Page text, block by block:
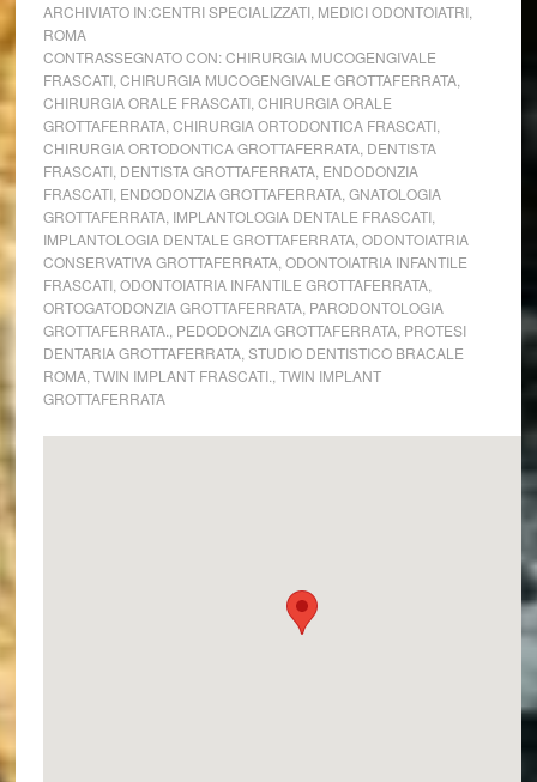
ARCHIVIATO IN:CENTRI SPECIALIZZATI, MEDICI ODONTOIATRI,
ROMA
CONTRASSEGNATO CON:CHIRURGIA MUCOGENGIVALE
FRASCATI, CHIRURGIA MUCOGENGIVALE GROTTAFERRATA,
CHIRURGIA ORALE FRASCATI, CHIRURGIA ORALE
GROTTAFERRATA, CHIRURGIA ORTODONTICA FRASCATI,
CHIRURGIA ORTODONTICA GROTTAFERRATA, DENTISTA
FRASCATI, DENTISTA GROTTAFERRATA, ENDODONZIA
FRASCATI, ENDODONZIA GROTTAFERRATA, GNATOLOGIA
GROTTAFERRATA, IMPLANTOLOGIA DENTALE FRASCATI,
IMPLANTOLOGIA DENTALE GROTTAFERRATA, ODONTOIATRIA
CONSERVATIVA GROTTAFERRATA, ODONTOIATRIA INFANTILE
FRASCATI, ODONTOIATRIA INFANTILE GROTTAFERRATA,
ORTOGATODONZIA GROTTAFERRATA, PARODONTOLOGIA
GROTTAFERRATA. PEDODONZIA GROTTAFERRATA, PROTESI
DENTARIA GROTTAFERRATA, STUDIO DENTISTICO BRACALE
ROMA, TWIN IMPLANT FRASCATI. TWIN IMPLANT
GROTTAFERRATA